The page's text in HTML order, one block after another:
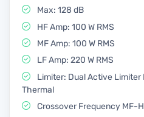
Max: 128 dB
HF Amp: 100 W RMS
MF Amp: 100 W RMS
LF Amp: 220 W RMS
Limiter: Dual Active Limiter
Thermal
Crossover Frequency MF-